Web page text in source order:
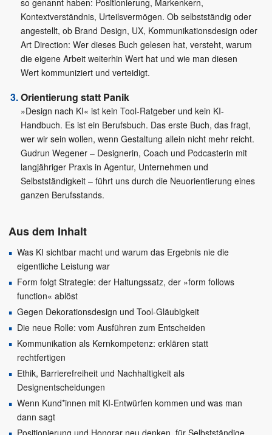
so genannt haben: Positionierung, Markenkern,
Kontextverständnis, Urteilsvermögen. Ob selbstständig oder
angestellt, ob Brand Design, UX, Kommunikationsdesign oder
Art Direction: Wer dieses Buch gelesen hat, versteht, warum
die eigene Arbeit weiterhin Wert hat und wie man diesen
Wert kommuniziert und verteidigt.
Orientierung statt Panik
»Design nach KI« ist kein Tool-Ratgeber und kein KI-
Handbuch. Es ist ein Berufsbuch. Das erste Buch, das fragt,
wer wir sein wollen, wenn Gestaltung allein nicht mehr reicht.
Gudrun Wegener – Designerin, Coach und Podcasterin mit
langjähriger Praxis in Agentur, Unternehmen und
Selbstständigkeit – führt uns durch die Neuorientierung eines
ganzen Berufsstands.
Aus dem Inhalt
Was KI sichtbar macht und warum das Ergebnis nie die
eigentliche Leistung war
Form folgt Strategie: der Haltungssatz, der »form follows
function« ablöst
Gegen Dekorationsdesign und Tool-Gläubigkeit
Die neue Rolle: vom Ausführen zum Entscheiden
Kommunikation als Kernkompetenz: erklären statt
rechtfertigen
Ethik, Barrierefreiheit und Nachhaltigkeit als
Designentscheidungen
Wenn Kund*innen mit KI-Entwürfen kommen und was man
dann sagt